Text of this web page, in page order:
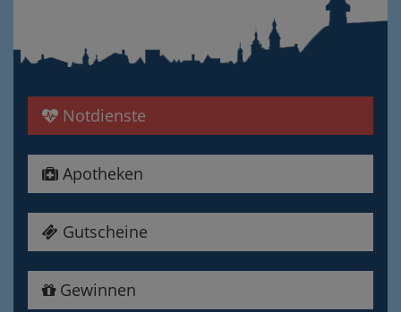
Notdienste
Apotheken
Gutscheine
Gewinnen